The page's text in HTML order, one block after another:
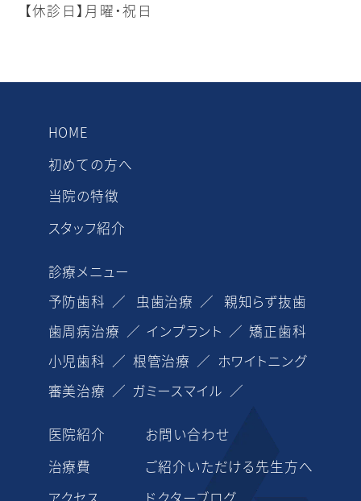
【休診日】月曜・祝日
HOME
初めての方へ
当院の特徴
スタッフ紹介
診療メニュー
予防歯科
虫歯治療
親知らず抜歯
歯周病治療
インプラント
矯正歯科
小児歯科
根管治療
ホワイトニング
審美治療
ガミースマイル
医院紹介
治療費
お問い合わせ
ご紹介いただける先生方へ